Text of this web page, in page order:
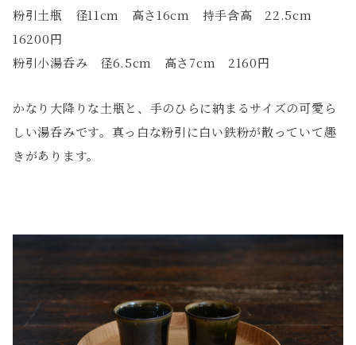
粉引土瓶 径11cm 高さ16cm 持手含高 22.5cm
16200円
粉引小湯呑み 径6.5cm 高さ7cm 2160円
かなり大降りな土瓶と、手のひらに納まるサイズの可愛ら
しい湯呑みです。真っ白な粉引に白い鉄粉が散っていて趣
きがあります。